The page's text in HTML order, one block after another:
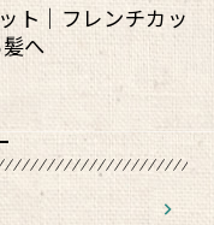
ト｜フレンチカッ
へ